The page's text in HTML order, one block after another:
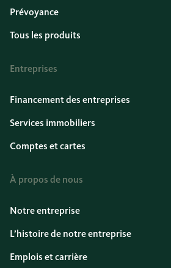
Prévoyance
Tous les produits
Entreprises
Financement des entreprises
Services immobiliers
Comptes et cartes
À propos de nous
Notre entreprise
L’histoire de notre entreprise
Emplois et carrière